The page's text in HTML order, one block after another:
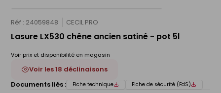
Réf : 24059848 CECIL PRO
Lasure LX530 chêne ancien satiné - pot 5l
Voir prix et disponibilité en magasin
Voir les 18 déclinaisons
Documents liés :
Fiche technique Fiche de sécurité (FdS)